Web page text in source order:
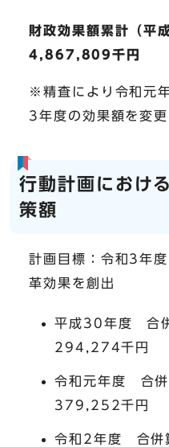
財政効果額累計（平
4,867,809千円​
※精査により令和元
3年度の効果額を変更
行動計画におけ
策額
計画目標：令和3年
革効果を創出
平成30年度 合
294,274千円
令和元年度 合
379,252千円
令和2年度 合併